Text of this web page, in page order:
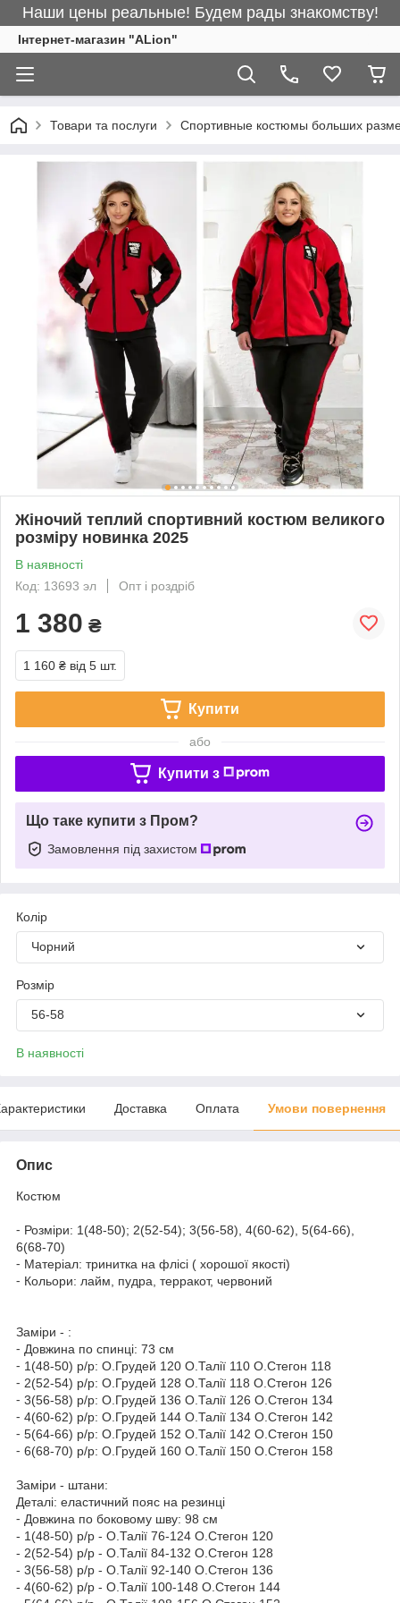
Наши цены реальные! Будем рады знакомству!
Інтернет-магазин "ALіon"
Товари та послуги Спортивные костюмы больших
Жіночий теплий спортивний костюм великого
розміру новинка 2025
В наявності
Код: 13693 эл
Опт і роздріб
1 380 ₴
1 160 ₴ від 5 шт.
Купити
або
Купити з
Що таке купити з Пром?
Замовлення під захистом
Колір
Чорний
Розмір
56-58
В наявності
Доставка Оплата Умови повернення
Опис
Костюм
⁃ Розміри: 1(48-50); 2(52-54); 3(56-58), 4(60-62), 5(64-66),
6(68-70)
⁃ Матеріал: тринитка на флісі ( хорошої якості)
⁃ Кольори: лайм, пудра, терракот, червоний
Заміри - :
⁃ Довжина по спинці: 73 см
⁃ 1(48-50) р/р: О.Грудей 120 О.Талії 110 О.Стегон 118
⁃ 2(52-54) р/р: О.Грудей 128 О.Талії 118 О.Стегон 126
⁃ 3(56-58) р/р: О.Грудей 136 О.Талії 126 О.Стегон 134
⁃ 4(60-62) р/р: О.Грудей 144 О.Талії 134 О.Стегон 142
⁃ 5(64-66) р/р: О.Грудей 152 О.Талії 142 О.Стегон 150
⁃ 6(68-70) р/р: О.Грудей 160 О.Талії 150 О.Стегон 158
Заміри - штани:
Деталі: еластичний пояс на резинці
⁃ Довжина по боковому шву: 98 см
- 1(48-50) р/р - О.Талії 76-124 О.Стегон 120
- 2(52-54) р/р - О.Талії 84-132 О.Стегон 128
- 3(56-58) р/р - О.Талії 92-140 О.Стегон 136
- 4(60-62) р/р - О.Талії 100-148 О.Стегон 144